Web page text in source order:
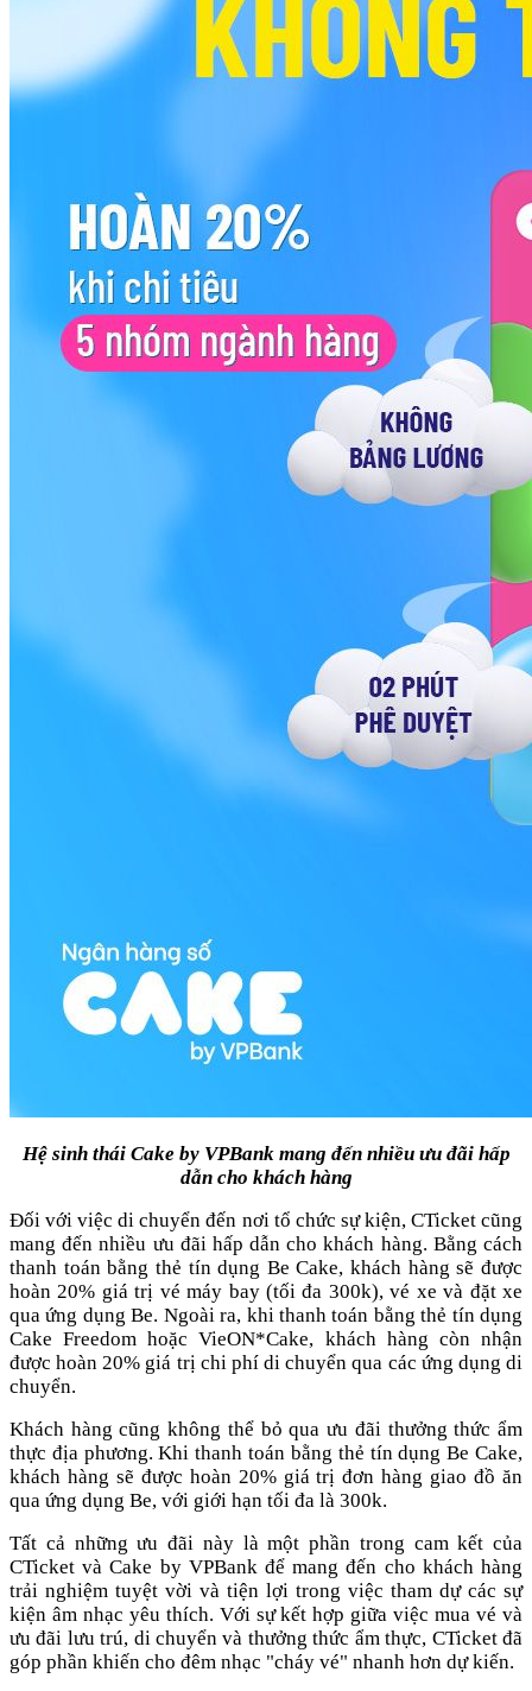
Hệ sinh thái Cake by VPBank mang đến nhiều ưu đãi hấp
dẫn cho khách hàng
Đối với việc di chuyển đến nơi tổ chức sự kiện, CTicket cũng
mang đến nhiều ưu đãi hấp dẫn cho khách hàng. Bằng cách
thanh toán bằng thẻ tín dụng Be Cake, khách hàng sẽ được
hoàn 20% giá trị vé máy bay (tối đa 300k), vé xe và đặt xe
qua ứng dụng Be. Ngoài ra, khi thanh toán bằng thẻ tín dụng
Cake Freedom hoặc VieON*Cake, khách hàng còn nhận
được hoàn 20% giá trị chi phí di chuyển qua các ứng dụng di
chuyển.
Khách hàng cũng không thể bỏ qua ưu đãi thưởng thức ẩm
thực địa phương. Khi thanh toán bằng thẻ tín dụng Be Cake,
khách hàng sẽ được hoàn 20% giá trị đơn hàng giao đồ ăn
qua ứng dụng Be, với giới hạn tối đa là 300k.
Tất cả những ưu đãi này là một phần trong cam kết của
CTicket và Cake by VPBank để mang đến cho khách hàng
trải nghiệm tuyệt vời và tiện lợi trong việc tham dự các sự
kiện âm nhạc yêu thích. Với sự kết hợp giữa việc mua vé và
ưu đãi lưu trú, di chuyển và thưởng thức ẩm thực, CTicket đã
góp phần khiến cho đêm nhạc "cháy vé" nhanh hơn dự kiến.